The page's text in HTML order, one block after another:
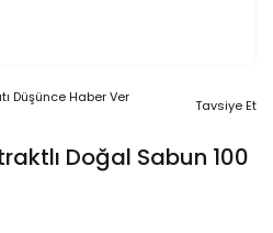
Düşünce Haber Ver Tavsiye Et
Doğal Sabun 100